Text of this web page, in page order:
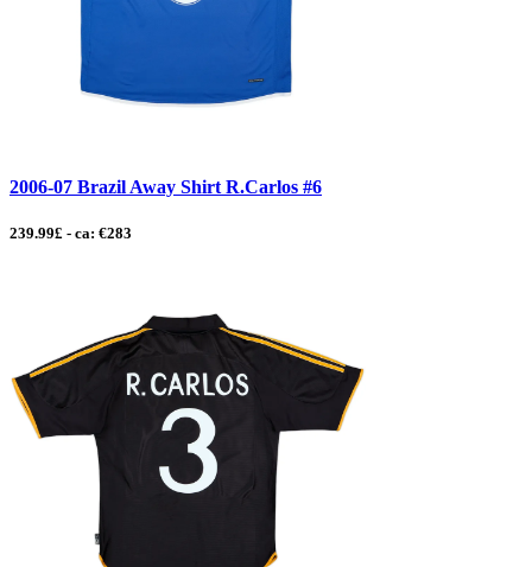
2006-07 Brazil Away Shirt R.Carlos #6
239.99£ - ca: €283